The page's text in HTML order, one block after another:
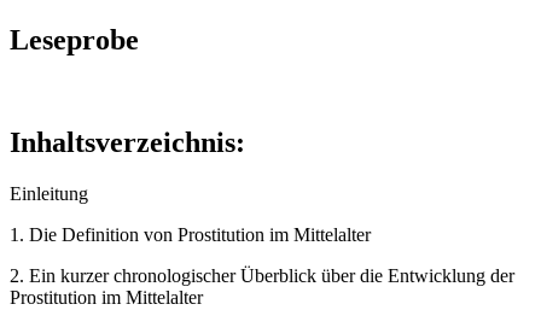
Leseprobe
Inhaltsverzeichnis:
Einleitung
1. Die Definition von Prostitution im Mittelalter
2. Ein kurzer chronologischer Überblick über die Entwicklung der
Prostitution im Mittelalter